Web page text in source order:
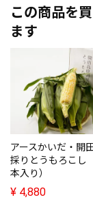
この商品を
ます
アースかいだ・開
採りとうもろこし
本入り）
¥ 4,880